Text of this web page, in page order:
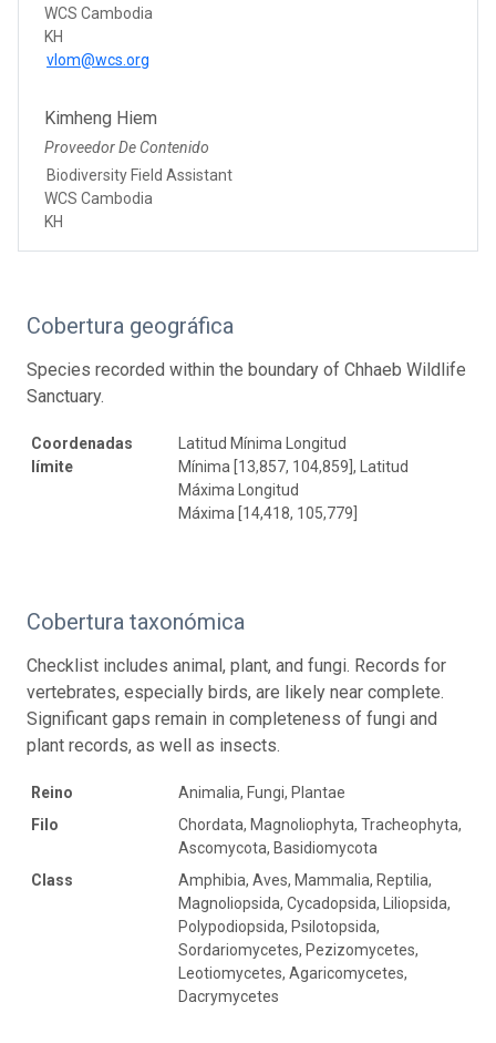
WCS Cambodia
KH
vlom@wcs.org
Kimheng Hiem
Proveedor De Contenido
Biodiversity Field Assistant
WCS Cambodia
KH
Cobertura geográfica
Species recorded within the boundary of Chhaeb Wildlife
Sanctuary.
Coordenadas
límite
Latitud Mínima Longitud
Mínima [13,857, 104,859], Latitud
Máxima Longitud
Máxima [14,418, 105,779]
Cobertura taxonómica
Checklist includes animal, plant, and fungi. Records for
vertebrates, especially birds, are likely near complete.
Significant gaps remain in completeness of fungi and
plant records, as well as insects.
Reino
Animalia, Fungi, Plantae
Filo
Chordata, Magnoliophyta, Tracheophyta,
Ascomycota, Basidiomycota
Class
Amphibia, Aves, Mammalia, Reptilia,
Magnoliopsida, Cycadopsida, Liliopsida,
Polypodiopsida, Psilotopsida,
Sordariomycetes, Pezizomycetes,
Leotiomycetes, Agaricomycetes,
Dacrymycetes